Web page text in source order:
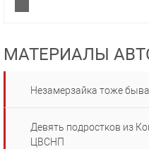
МАТЕРИАЛЫ
Незамерзайка тоже
Девять подростков из
ЦВСНП